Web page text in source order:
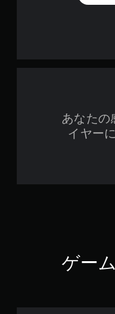
あなたの
イヤー
ゲー